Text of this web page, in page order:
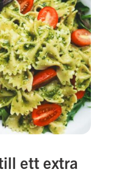
ett extra